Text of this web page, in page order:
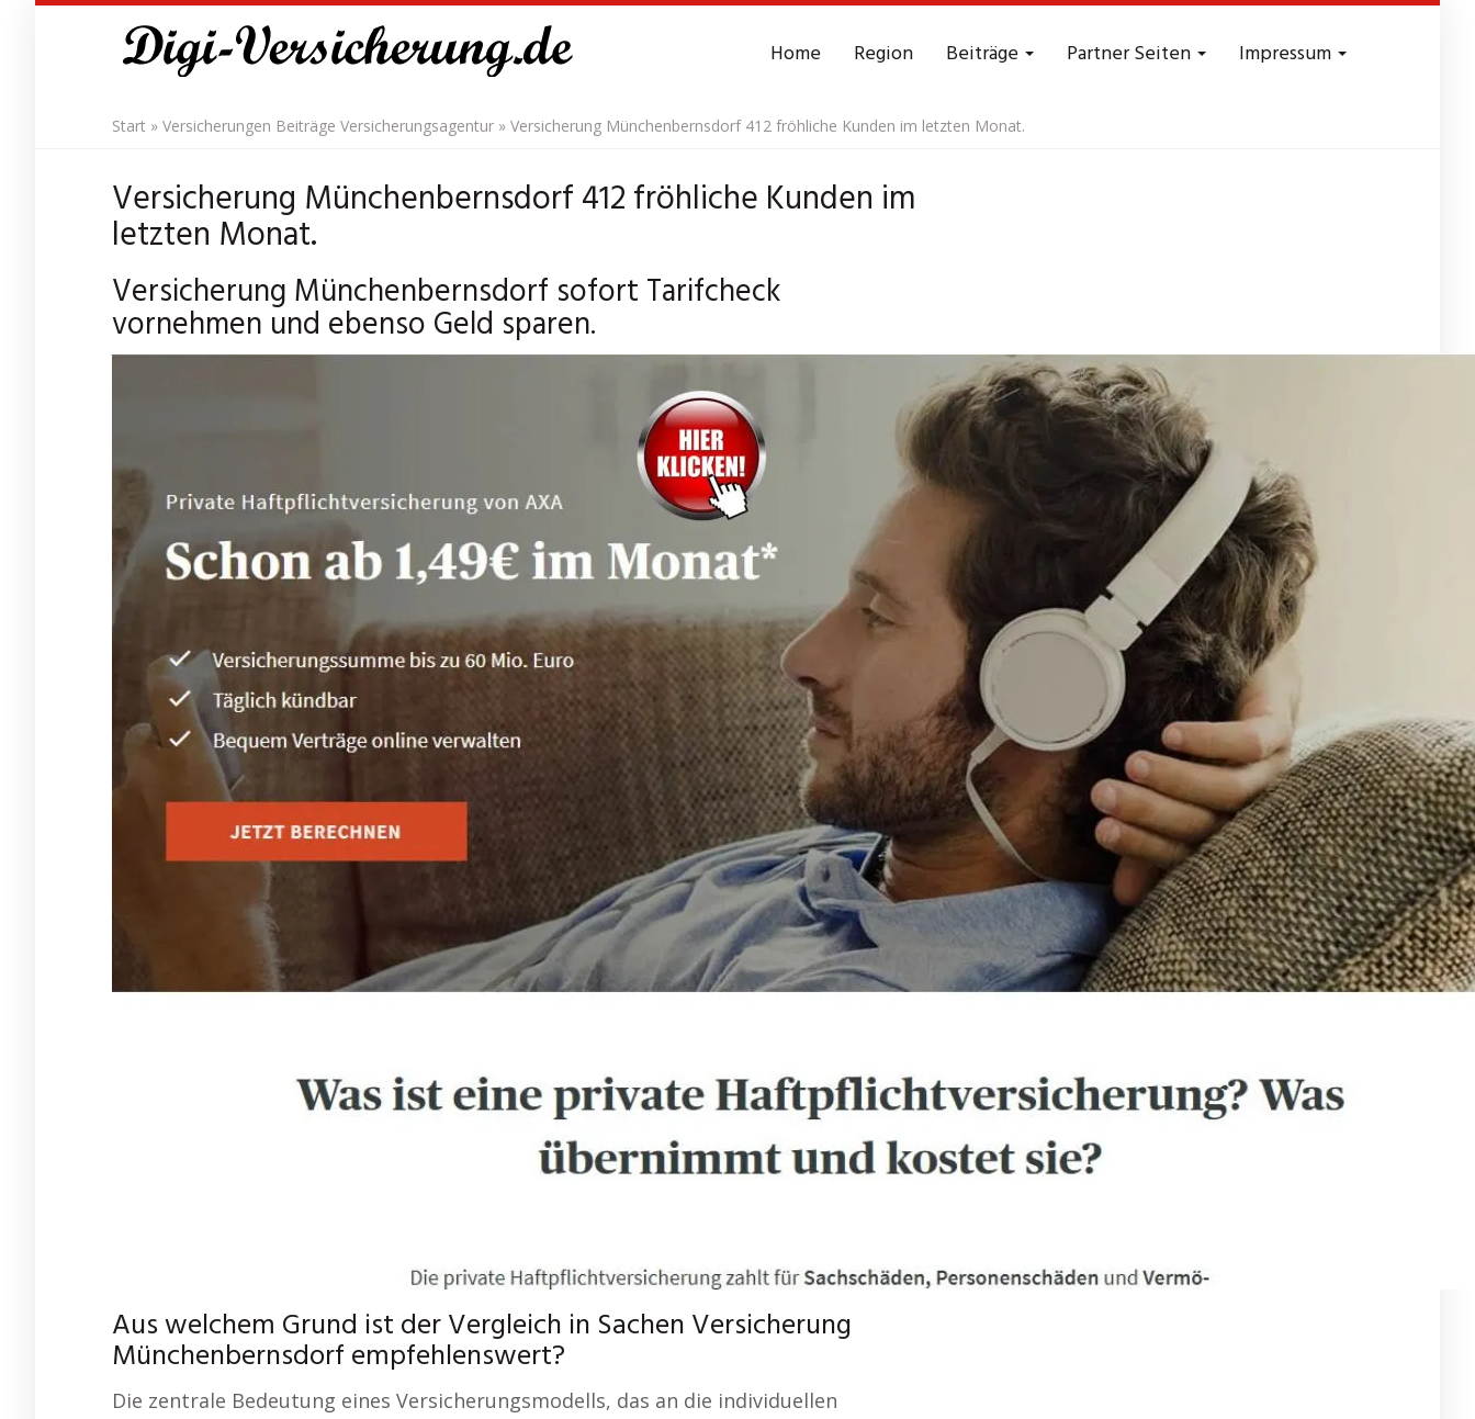
Home Region Beiträge Partner Seiten Impressum
Start » Versicherungen Beiträge Versicherungsagentur » Versicherung Münchenbernsdorf 412 fröhliche Kunden im letzten Monat.
Versicherung Münchenbernsdorf 412 fröhliche Kunden im
letzten Monat.
Versicherung Münchenbernsdorf sofort Tarifcheck
vornehmen und ebenso Geld sparen.
Aus welchem Grund ist der Vergleich in Sachen Versicherung
Münchenbernsdorf empfehlenswert?
Die zentrale Bedeutung eines Versicherungsmodells, das an die individuellen